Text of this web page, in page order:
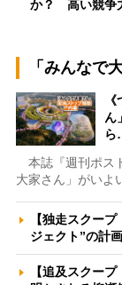
か？ 高い競争
「みんなで
ん
本誌『週刊ポス
大家さん」がいよ
【独走スクー
ジェクト”の計
【追及スクー